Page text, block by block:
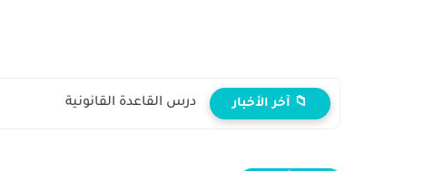
📁 آخر الأخبار درس القاعدة القانونية